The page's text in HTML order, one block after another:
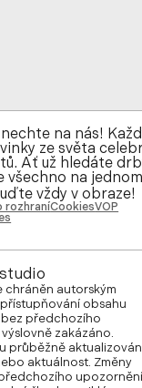
na nás!
ze světa
Ať už hledáte
všechno na
vždy v obraze!
rozhraníCookiesVOP
chráněn autorským
obsahu
bez předchozího
zakázáno.
průběžně
aktuálnost. Změny